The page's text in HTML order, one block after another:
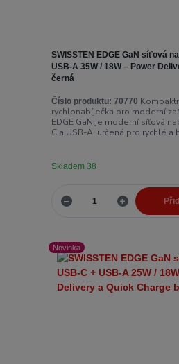
SWISSTEN EDGE GaN síťová
USB-A 35W / 18W – Power
černá
Číslo produktu: 70770
rychlonabíječka pro moderní
EDGE GaN je moderní síťová
C a USB-A, určená pro rychlé a
Skladem 38
Novinka